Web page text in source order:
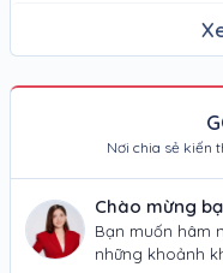
Nơi chia sẻ kiến
Chào mừng
JOURNEY –
NGHỆ THUẬT"!
Bạn muốn hâm
những khoảnh